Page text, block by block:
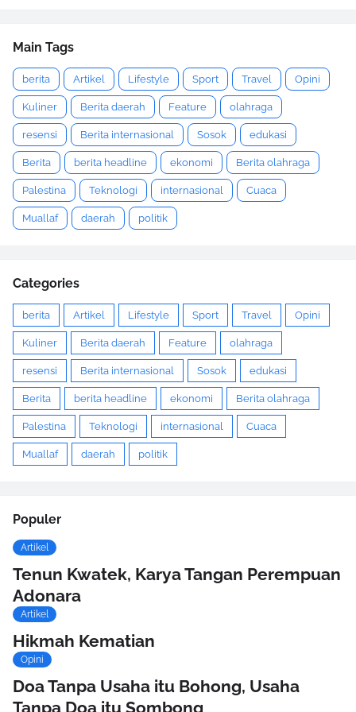
Main Tags
berita Artikel Lifestyle Sport Travel Opini
Kuliner Berita daerah Feature olahraga
resensi Berita internasional Sosok edukasi
Berita berita headline ekonomi Berita olahraga
Palestina Teknologi internasional Cuaca
Muallaf daerah politik
Categories
berita Artikel Lifestyle Sport Travel Opini
Kuliner Berita daerah Feature olahraga
resensi Berita internasional Sosok edukasi
Berita berita headline ekonomi Berita olahraga
Palestina Teknologi internasional Cuaca
Muallaf daerah politik
Populer
Artikel
Tenun Kwatek, Karya Tangan Perempuan
Adonara
Artikel
Hikmah Kematian
Opini
Doa Tanpa Usaha itu Bohong, Usaha
Tanpa Doa itu Sombong